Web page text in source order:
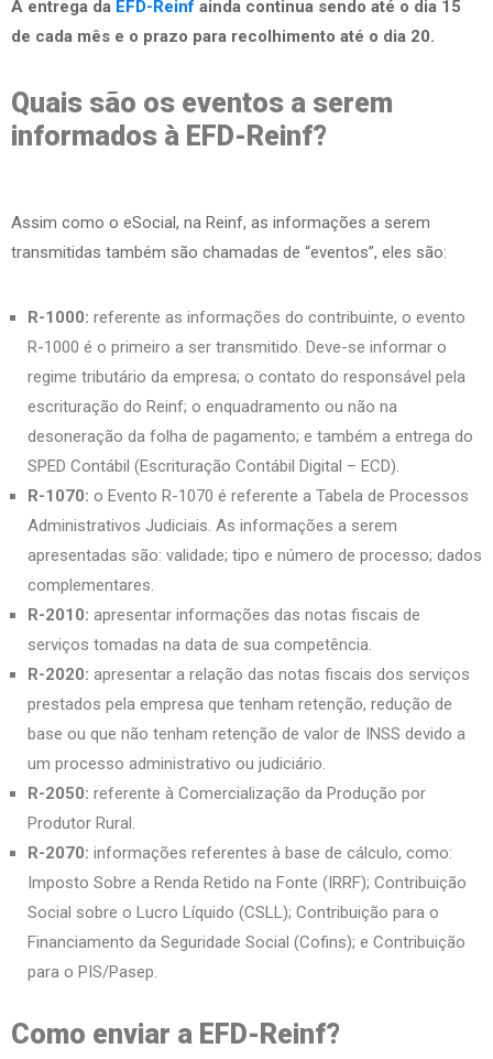
A entrega da EFD-Reinf ainda continua sendo até o dia 15
de cada mês e o prazo para recolhimento até o dia 20.
Quais são os eventos a serem
informados à EFD-Reinf?
Assim como o eSocial, na Reinf, as informações a serem
transmitidas também são chamadas de “eventos”, eles são:
R-1000: referente as informações do contribuinte, o evento
R-1000 é o primeiro a ser transmitido. Deve-se informar o
regime tributário da empresa; o contato do responsável pela
escrituração do Reinf; o enquadramento ou não na
desoneração da folha de pagamento; e também a entrega do
SPED Contábil (Escrituração Contábil Digital – ECD).
R-1070: o Evento R-1070 é referente a Tabela de Processos
Administrativos Judiciais. As informações a serem
apresentadas são: validade; tipo e número de processo; dados
complementares.
R-2010: apresentar informações das notas fiscais de
serviços tomadas na data de sua competência.
R-2020: apresentar a relação das notas fiscais dos serviços
prestados pela empresa que tenham retenção, redução de
base ou que não tenham retenção de valor de INSS devido a
um processo administrativo ou judiciário.
R-2050: referente à Comercialização da Produção por
Produtor Rural.
R-2070: informações referentes à base de cálculo, como:
Imposto Sobre a Renda Retido na Fonte (IRRF); Contribuição
Social sobre o Lucro Líquido (CSLL); Contribuição para o
Financiamento da Seguridade Social (Cofins); e Contribuição
para o PIS/Pasep.
Como enviar a EFD-Reinf?